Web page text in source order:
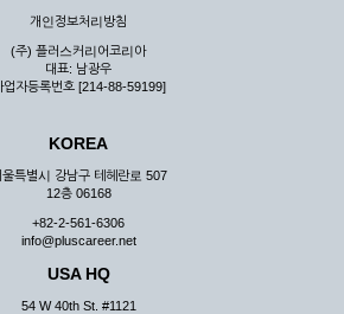
개인정보처리방침
(주) 플러스커리어코리아
대표: 남광우
업자등록번호 [214-88-59199]
KOREA
울특별시 강남구 테헤란로 507
12층 06168
+82-2-561-6306
info@pluscareer.net
USA HQ
54 W 40th St. #1121